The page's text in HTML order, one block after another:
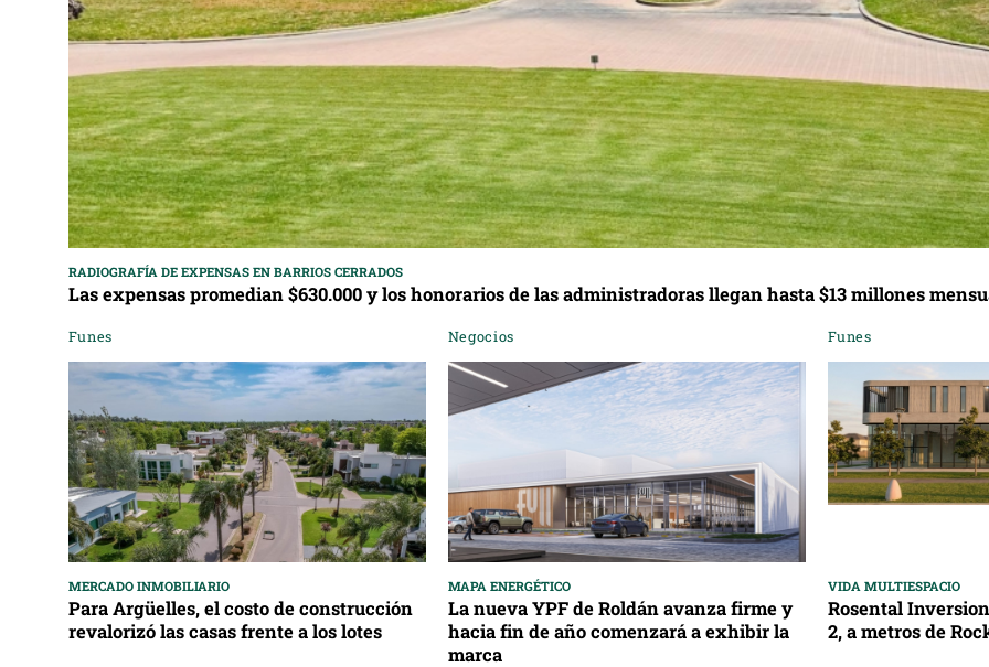
RADIOGRAFÍA DE EXPENSAS EN BARRIOS CERRADOS
Las expensas promedian $630.000 y los honorarios de las administradoras llegan hasta $13 millones
Funes
MERCADO INMOBILIARIO
Para Argüelles, el costo de construcción
revalorizó las casas frente a los lotes
Negocios
MAPA ENERGÉTICO
La nueva YPF de Roldán avanza firme y
hacia fin de año comenzará a exhibir la
marca
Funes
VIDA MULTIESPACIO
Rosental
2, a metros de